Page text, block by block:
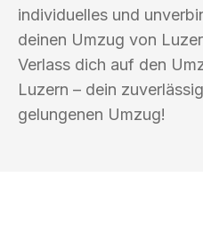
individuelles und
deinen Umzug von
Verlass dich auf den
Luzern – dein
gelungenen Umzug!